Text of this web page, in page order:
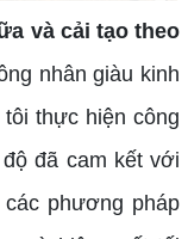
và cải tạo theo
nhân giàu kinh
thực hiện công
đã cam kết với
phương pháp